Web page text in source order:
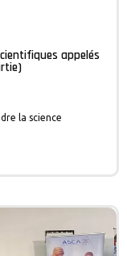
appelés
la science